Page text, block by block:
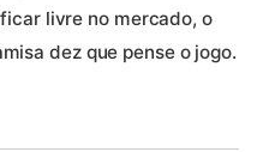
livre no mercado, o
dez que pense o jogo.